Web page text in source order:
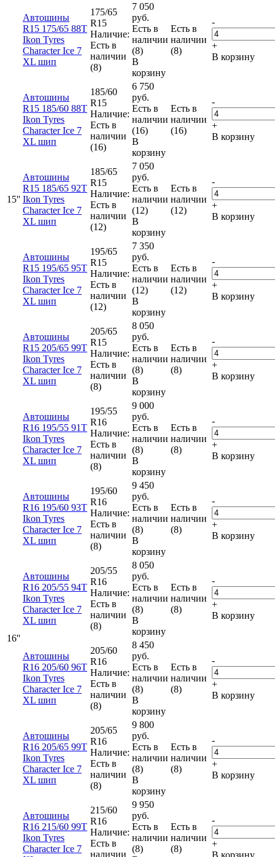
15''
Автошины
R15 175/65 88T
Ikon Tyres
Character Ice 7
XL шип
175/65
R15
Наличие:
Есть в
наличии
(8)
7 050
руб.
Есть в
наличии
(8)
В
корзину
Есть в
наличии
(8)
-
+
В корзину
Автошины
R15 185/60 88T
Ikon Tyres
Character Ice 7
XL шип
185/60
R15
Наличие:
Есть в
наличии
(16)
6 750
руб.
Есть в
наличии
(16)
В
корзину
Есть в
наличии
(16)
-
+
В корзину
Автошины
R15 185/65 92T
Ikon Tyres
Character Ice 7
XL шип
185/65
R15
Наличие:
Есть в
наличии
(12)
7 050
руб.
Есть в
наличии
(12)
В
корзину
Есть в
наличии
(12)
-
+
В корзину
Автошины
R15 195/65 95T
Ikon Tyres
Character Ice 7
XL шип
195/65
R15
Наличие:
Есть в
наличии
(12)
7 350
руб.
Есть в
наличии
(12)
В
корзину
Есть в
наличии
(12)
-
+
В корзину
Автошины
R15 205/65 99T
Ikon Tyres
Character Ice 7
XL шип
205/65
R15
Наличие:
Есть в
наличии
(8)
8 050
руб.
Есть в
наличии
(8)
В
корзину
Есть в
наличии
(8)
-
+
В корзину
16''
Автошины
R16 195/55 91T
Ikon Tyres
Character Ice 7
XL шип
195/55
R16
Наличие:
Есть в
наличии
(8)
9 000
руб.
Есть в
наличии
(8)
В
корзину
Есть в
наличии
(8)
-
+
В корзину
Автошины
R16 195/60 93T
Ikon Tyres
Character Ice 7
XL шип
195/60
R16
Наличие:
Есть в
наличии
(8)
9 450
руб.
Есть в
наличии
(8)
В
корзину
Есть в
наличии
(8)
-
+
В корзину
Автошины
R16 205/55 94T
Ikon Tyres
Character Ice 7
XL шип
205/55
R16
Наличие:
Есть в
наличии
(8)
8 050
руб.
Есть в
наличии
(8)
В
корзину
Есть в
наличии
(8)
-
+
В корзину
Автошины
R16 205/60 96T
Ikon Tyres
Character Ice 7
XL шип
205/60
R16
Наличие:
Есть в
наличии
(8)
8 450
руб.
Есть в
наличии
(8)
В
корзину
Есть в
наличии
(8)
-
+
В корзину
Автошины
R16 205/65 99T
Ikon Tyres
Character Ice 7
XL шип
205/65
R16
Наличие:
Есть в
наличии
(8)
9 800
руб.
Есть в
наличии
(8)
В
корзину
Есть в
наличии
(8)
-
+
В корзину
Автошины
R16 215/60 99T
Ikon Tyres
Character Ice 7
215/60
R16
Наличие:
Есть в
наличии
9 950
руб.
Есть в
наличии
(8)
Есть в
наличии
(8)
-
+
В корзину